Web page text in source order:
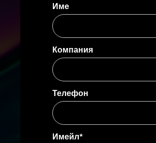
Име
Компания
Телефон
Имейл*